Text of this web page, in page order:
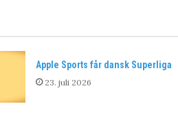
Apple Sports får dansk Superliga
23. juli 2026